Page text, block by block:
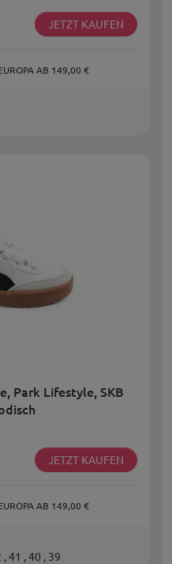
JETZT KAUFEN
AB 149,00 €
Park Lifestyle, SKB
JETZT KAUFEN
AB 149,00 €
41 , 40 , 39